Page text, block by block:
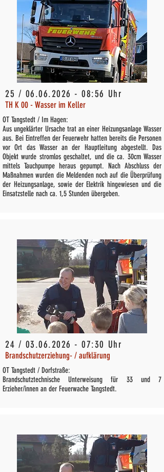
25 / 06.06.2026 - 08:56 Uhr
TH K 00 - Wasser im Keller
OT Tangstedt / Im Hagen:
Aus ungeklärter Ursache trat an einer Heizungsanlage Wasser
aus. Bei Eintreffen der Feuerwehr hatten bereits die Personen
vor Ort das Wasser an der Hauptleitung abgestellt. Das
Objekt wurde stromlos geschaltet, und die ca. 30cm Wasser
mittels Tauchpumpe heraus gepumpt. Nach Abschluss der
Maßnahmen wurden die Meldenden noch auf die Überprüfung
der Heizungsanlage, sowie der Elektrik hingewiesen und die
Einsatzstelle nach ca. 1,5 Stunden übergeben.
24 / 03.06.2026 - 07:30 Uhr
Brandschutzerziehung- / aufklärung
OT Tangstedt / Dorfstraße:
Brandschutztechnische Unterweisung für 33 und 7
Erzieher/innen an der Feuerwache Tangstedt.